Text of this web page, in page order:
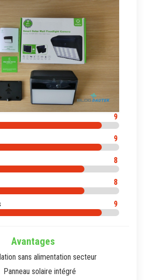
9
9
8
8
9
Avantages
sans alimentation secteur
Panneau solaire intégré